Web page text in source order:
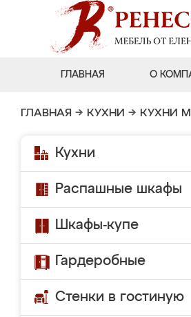
ГЛАВНАЯ О
ГЛАВНАЯ → КУХНИ → КУХНИ
Кухни
Распашные шкафы
Шкафы-купе
Гардеробные
Стенки в гостиную